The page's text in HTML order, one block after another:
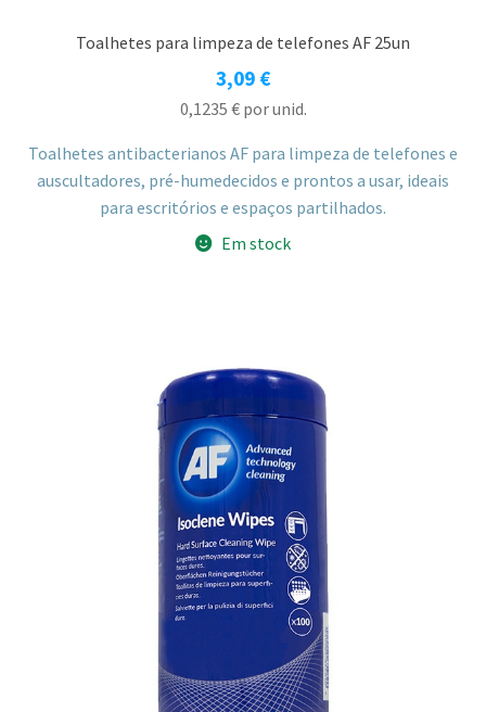
Toalhetes para limpeza de telefones AF 25un
3,09 €
0,1235 €por unid.
Toalhetes antibacterianos AF para limpeza de telefones e
auscultadores, pré-humedecidos e prontos a usar, ideais
para escritórios e espaços partilhados.
Em stock